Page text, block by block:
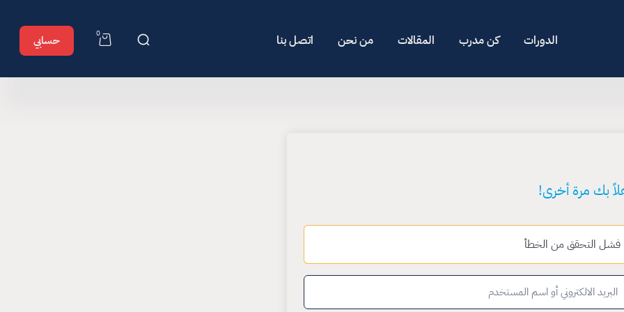
الدورات كن مدرب المقالات من نحن اتصل بنا 0 حسابي
بك مرة أخرى!
فشل التحقق من الخطأ